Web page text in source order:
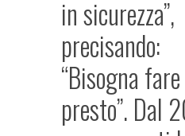
in sicurezza”,
precisando:
“Bisogna fare
presto”. Dal